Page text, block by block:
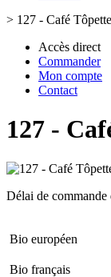
> 127 - Café Tôpette
Accès direct
Commander
Mon compte
Contact
127 -
Délai de commande
Bio européen
Bio français